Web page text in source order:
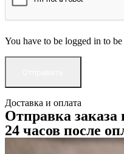
You have to be logged in to
Доставка и оплата
Отправка заказа
24 часов после